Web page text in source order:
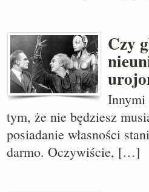
Czy
Innymi
tym, że nie będziesz
posiadanie własności
darmo. Oczywiście, […]